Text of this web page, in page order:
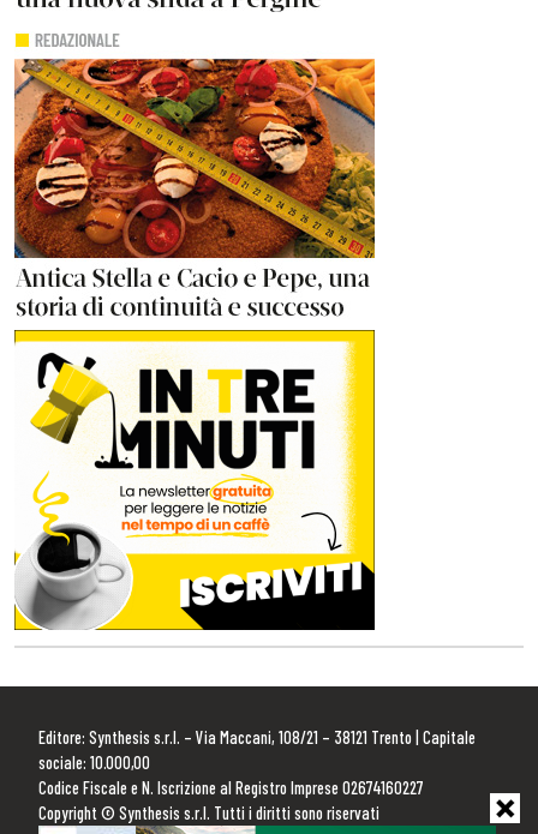
Editore: Synthesis s.r.l. – Via Maccani, 108/21 – 38121 Trento | Capitale
sociale: 10.000,00
Codice Fiscale e N. Iscrizione al Registro Imprese 02674160227
Copyright © Synthesis s.r.l. Tutti i diritti sono riservati